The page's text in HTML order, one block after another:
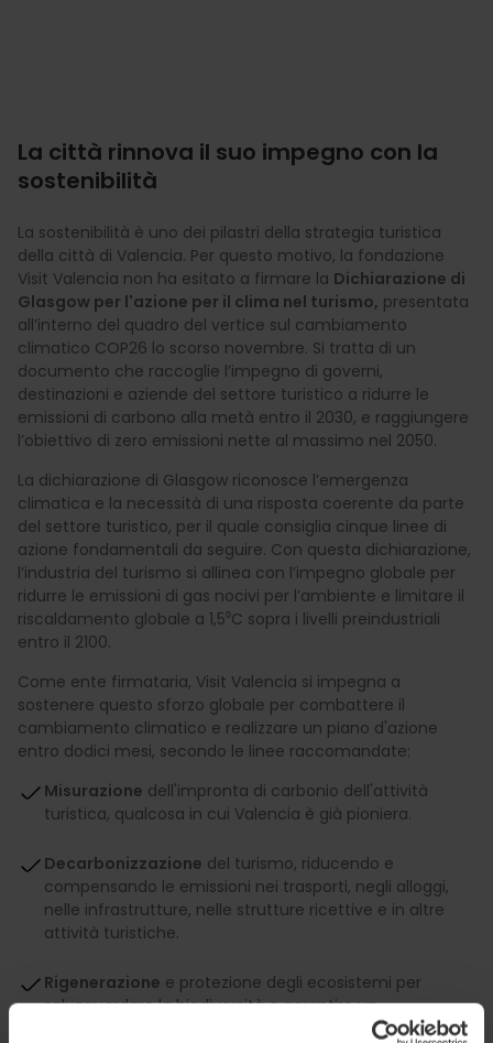
La città rinnova il suo impegno con la
sostenibilità
La sostenibilità è uno dei pilastri della strategia turistica
della città di Valencia. Per questo motivo, la fondazione
Visit Valencia non ha esitato a firmare la Dichiarazione di
Glasgow per l'azione per il clima nel turismo, presentata
all’interno del quadro del vertice sul cambiamento
climatico COP26 lo scorso novembre. Si tratta di un
documento che raccoglie l’impegno di governi,
destinazioni e aziende del settore turistico a ridurre le
emissioni di carbono alla metà entro il 2030, e raggiungere
l’obiettivo di zero emissioni nette al massimo nel 2050.
La dichiarazione di Glasgow riconosce l’emergenza
climatica e la necessità di una risposta coerente da parte
del settore turistico, per il quale consiglia cinque linee di
azione fondamentali da seguire. Con questa dichiarazione,
l’industria del turismo si allinea con l’impegno globale per
ridurre le emissioni di gas nocivi per l’ambiente e limitare il
riscaldamento globale a 1,5⁰C sopra i livelli preindustriali
entro il 2100.
Come ente firmataria, Visit Valencia si impegna a
sostenere questo sforzo globale per combattere il
cambiamento climatico e realizzare un piano d'azione
entro dodici mesi, secondo le linee raccomandate:
Misurazione dell'impronta di carbonio dell'attività
turistica, qualcosa in cui Valencia è già pioniera.
Decarbonizzazione del turismo, riducendo e
compensando le emissioni nei trasporti, negli alloggi,
nelle infrastrutture, nelle strutture ricettive e in altre
attività turistiche.
Rigenerazione e protezione degli ecosistemi per
salvaguardare la biodiversità e garantire un
approvvigionamento idrico e alimentare sicuro.